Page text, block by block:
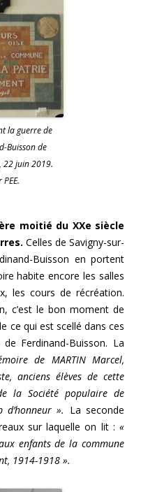
la guerre de
Buisson de
22 juin 2019.
moitié du XXe siècle
Celles de Savigny-sur-
Buisson en portent
habite encore les salles
les cours de récréation.
c’est le bon moment de
ce qui est scellé dans ces
Ferdinand-Buisson. La
de MARTIN Marcel,
anciens élèves de cette
la Société populaire de
d’honneur ». La seconde
sur laquelle on lit : «
enfants de la commune
1914-1918 ».